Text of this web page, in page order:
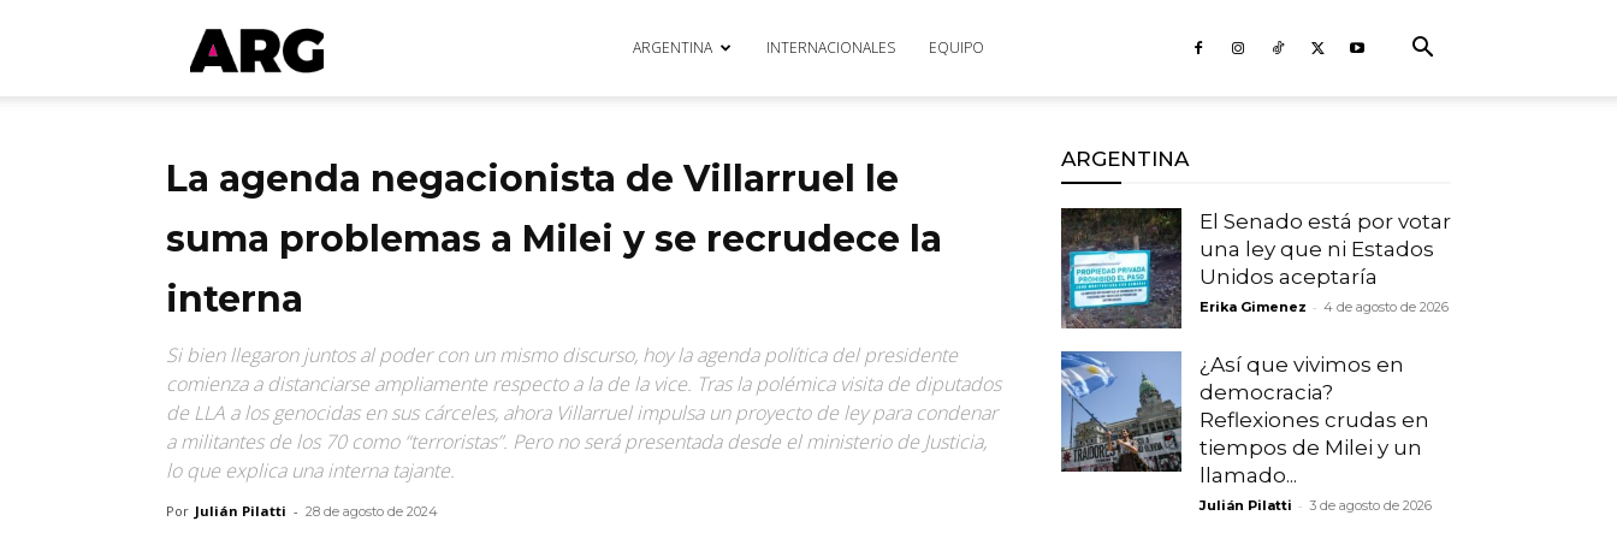
ARGmedios ARGENTINA INTERNACIONALES EQUIPO
La agenda negacionista de Villarruel le
suma problemas a Milei y se recrudece la
interna
Si bien llegaron juntos al poder con un mismo discurso, hoy la agenda política del presidente
comienza a distanciarse ampliamente respecto a la de la vice. Tras la polémica visita de diputados
de LLA a los genocidas en sus cárceles, ahora Villarruel impulsa un proyecto de ley para condenar
a militantes de los 70 como “terroristas”. Pero no será presentada desde el ministerio de Justicia,
lo que explica una interna tajante.
Por Julián Pilatti - 28 de agosto de 2024
ARGENTINA
El Senado está por votar
una ley que ni Estados
Unidos aceptaría
Erika Gimenez - 4 de agosto de 2026
¿Así que vivimos en
democracia?
Reflexiones crudas en
tiempos de Milei y un
llamado...
Julián Pilatti - 3 de agosto de 2026